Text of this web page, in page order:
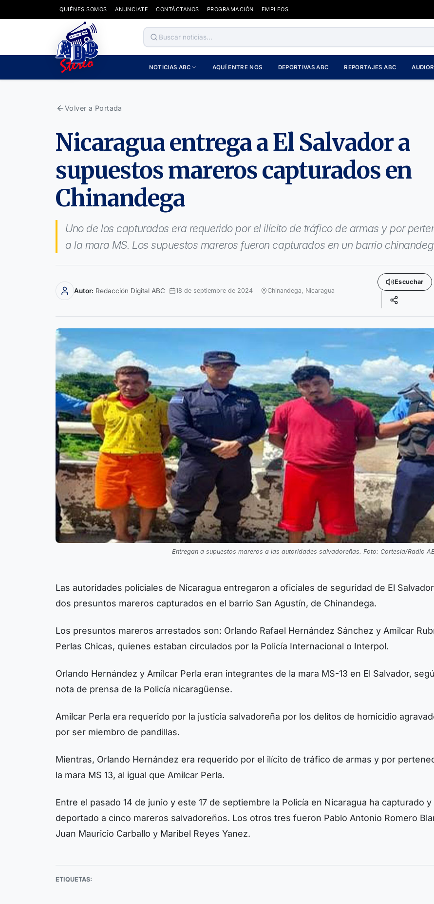
QUIÉNES SOMOS ANUNCIATE CONTÁCTANOS PROGRAMACIÓN EMPLEOS
NOTICIAS ABC AQUÍ ENTRE NOS DEPORTIVAS ABC REPORTAJES ABC
Volver a Portada
Nicaragua entrega a El Salvador a
supuestos mareros capturados en
Chinandega
Uno de los capturados era requerido por el ilícito de tráfico de armas y por
a la mara MS. Los supuestos mareros fueron capturados en un barrio
Autor: Redacción Digital ABC 18 de septiembre de 2024 Chinandega, Nicaragua
Escuchar
Entregan a supuestos mareros a las autoridades salvadoreñas. Foto: Cortesía/Radio
Las autoridades policiales de Nicaragua entregaron a oficiales de seguridad de El
dos presuntos mareros capturados en el barrio San Agustín, de Chinandega.
Los presuntos mareros arrestados son: Orlando Rafael Hernández Sánchez y Amilcar
Perlas Chicas, quienes estaban circulados por la Policía Internacional o Interpol.
Orlando Hernández y Amilcar Perla eran integrantes de la mara MS-13 en El Salvador,
nota de prensa de la Policía nicaragüense.
Amilcar Perla era requerido por la justicia salvadoreña por los delitos de homicidio
por ser miembro de pandillas.
Mientras, Orlando Hernández era requerido por el ilícito de tráfico de armas y por
la mara MS 13, al igual que Amilcar Perla.
Entre el pasado 14 de junio y este 17 de septiembre la Policía en Nicaragua ha capturado y
deportado a cinco mareros salvadoreños. Los otros tres fueron Pablo Antonio Romero
Juan Mauricio Carballo y Maribel Reyes Yanez.
ETIQUETAS: